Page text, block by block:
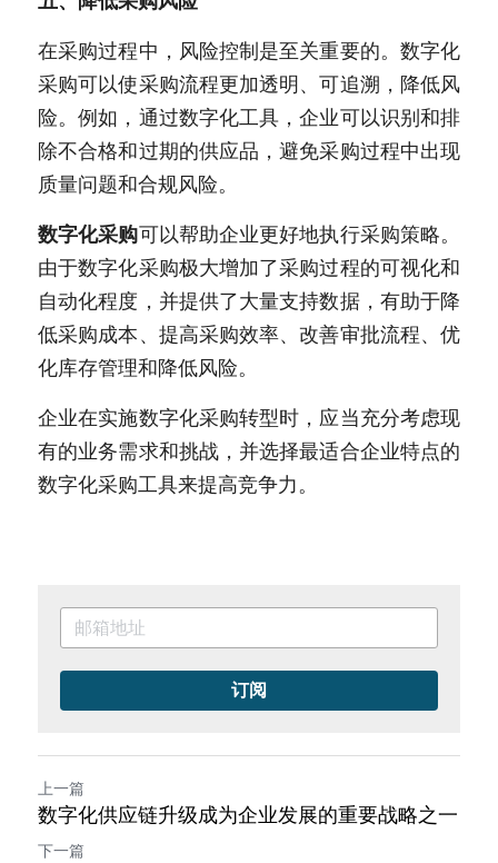
在采购过程中，风险控制是至关重要的。数字化
采购可以使采购流程更加透明、可追溯，降低风
险。例如，通过数字化工具，企业可以识别和排
除不合格和过期的供应品，避免采购过程中出现
质量问题和合规风险。
数字化采购可以帮助企业更好地执行采购策略。
由于数字化采购极大增加了采购过程的可视化和
自动化程度，并提供了大量支持数据，有助于降
低采购成本、提高采购效率、改善审批流程、优
化库存管理和降低风险。
企业在实施数字化采购转型时，应当充分考虑现
有的业务需求和挑战，并选择最适合企业特点的
数字化采购工具来提高竞争力。
订阅
上一篇
数字化供应链升级成为企业发展的重要战略之一
下一篇